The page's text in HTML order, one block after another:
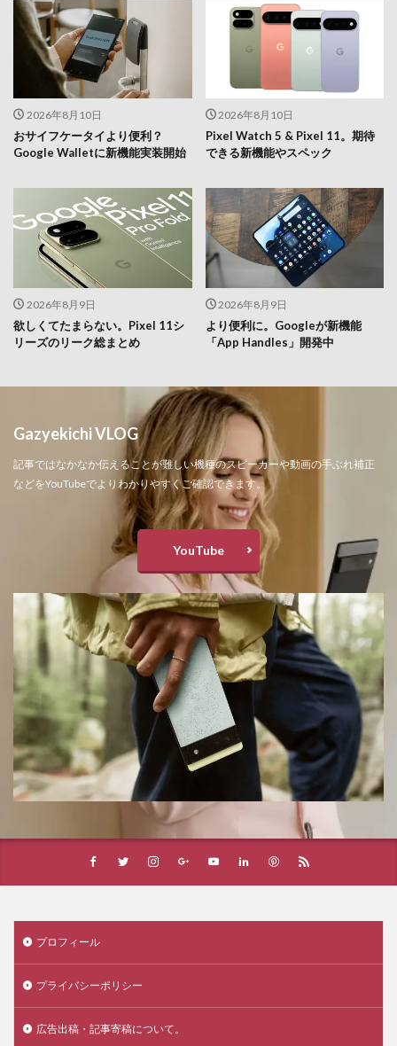
2026年8月10日
おサイフケータイより便利？
Google Walletに新機能実装開始
2026年8月10日
Pixel Watch 5 & Pixel 11。期待
できる新機能やスペック
2026年8月9日
欲しくてたまらない。Pixel 11シ
リーズのリーク総まとめ
2026年8月9日
より便利に。Googleが新機能
「App Handles」開発中
Gazyekichi VLOG
記事ではなかなか伝えることが難しい機種のスピーカーや動画の手ぶれ補正
などをYouTubeでよりわかりやすくご確認できます。
YouTube
プロフィール
プライバシーポリシー
広告出稿・記事寄稿について。